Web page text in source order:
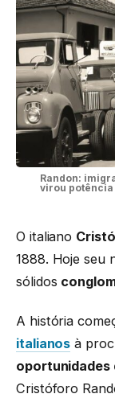
Randon:
virou
O italiano
1888. Hoje seu
sólidos
A história
italianos à
oportunidades
Cristóforo